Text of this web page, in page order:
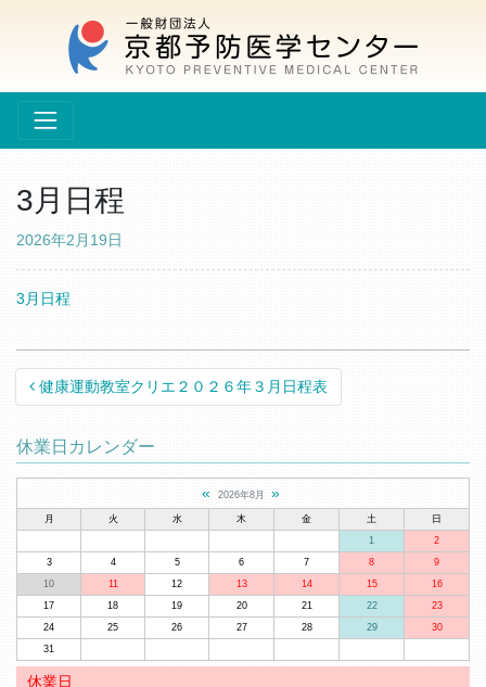
3月日程
2026年2月19日
3月日程
Post navigation
健康運動教室クリエ２０２６年３月日程表
休業日カレンダー
« 2026年8月 »
月 火 水 木 金 土
日
1
2
3
4 5 6 7 8
9
10
11 12 13 14 15
16
17
18 19 20 21 22
23
24
25 26 27 28 29
30
31
休業日